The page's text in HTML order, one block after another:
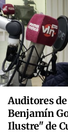
Auditores
Benjamín
Ilustre" de